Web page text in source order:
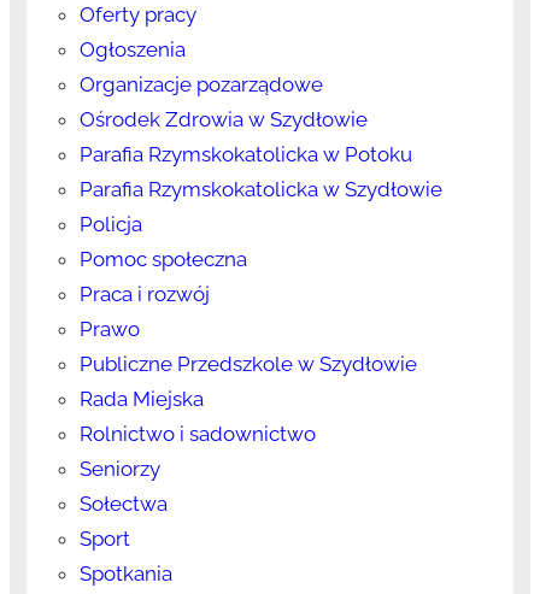
Oferty pracy
Ogłoszenia
Organizacje pozarządowe
Ośrodek Zdrowia w Szydłowie
Parafia Rzymskokatolicka w Potoku
Parafia Rzymskokatolicka w Szydłowie
Policja
Pomoc społeczna
Praca i rozwój
Prawo
Publiczne Przedszkole w Szydłowie
Rada Miejska
Rolnictwo i sadownictwo
Seniorzy
Sołectwa
Sport
Spotkania